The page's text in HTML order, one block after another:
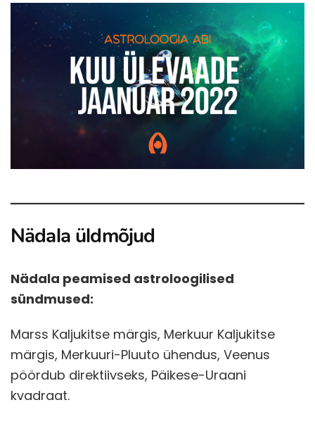
Nädala üldmõjud
Nädala peamised astroloogilised
sündmused:
Marss Kaljukitse märgis, Merkuur Kaljukitse
märgis, Merkuuri-Pluuto ühendus, Veenus
pöördub direktiivseks, Päikese-Uraani
kvadraat.